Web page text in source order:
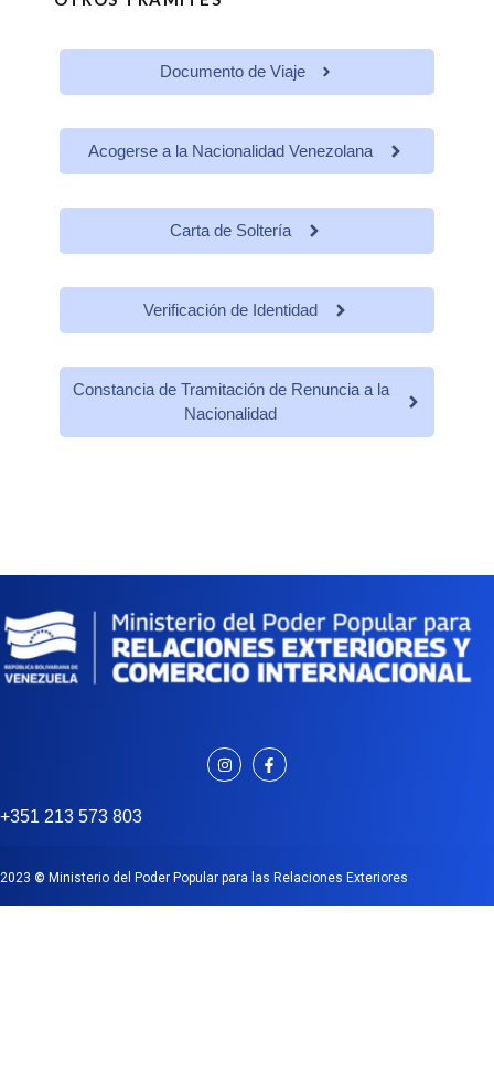
Documento de Viaje
Acogerse a la Nacionalidad Venezolana
Carta de Soltería
Verificación de Identidad
Constancia de Tramitación de Renuncia a la
Nacionalidad
+351 213 573 803
2023 © Ministerio del Poder Popular para las Relaciones Exteriores